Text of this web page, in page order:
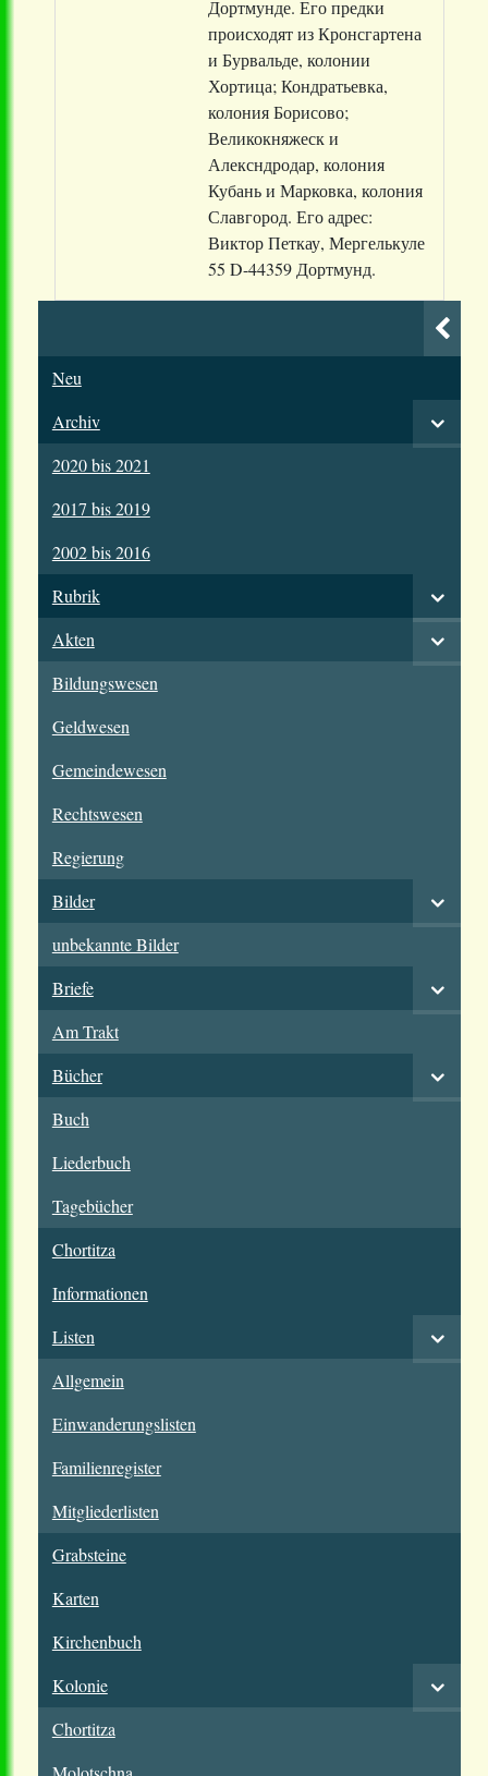
Дортмунде. Его предки
происходят из Кронсгартена
и Бурвальде, колонии
Хортица; Кондратьевка,
колония Борисово;
Великокняжеск и
Алексндродар, колония
Кубань и Марковка, колония
Славгород. Его адрес:
Виктор Петкау, Мергелькуле
55 D-44359 Дортмунд.
Neu
Archiv
2020 bis 2021
2017 bis 2019
2002 bis 2016
Rubrik
Akten
Bildungswesen
Geldwesen
Gemeindewesen
Rechtswesen
Regierung
Bilder
unbekannte Bilder
Briefe
Am Trakt
Bücher
Buch
Liederbuch
Tagebücher
Chortitza
Informationen
Listen
Allgemein
Einwanderungslisten
Familienregister
Mitgliederlisten
Grabsteine
Karten
Kirchenbuch
Kolonie
Chortitza